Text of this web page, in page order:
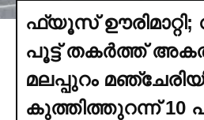
ഫ്യൂസ് ഊരിമാറ്റി;
പൂട്ട് തകര്‍ത്ത്
മലപ്പുറം
കുത്തിത്തുറന്ന് 10